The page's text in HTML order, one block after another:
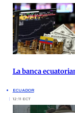
La banca
ECUADOR
12:11 ECT